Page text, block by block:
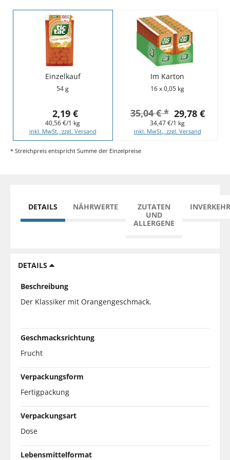
Einzelkauf
54 g
2,19 €
40,56 €/1 kg
inkl. MwSt., zzgl. Versand
Im Karton
16 x 0,05 kg
29,78 €
35,04 € *
34,47 €/1 kg
inkl. MwSt., zzgl. Versand
* Streichpreis entspricht Summe der Einzelpreise
DETAILS NÄHRWERTE
ZUTATEN
UND
ALLERGENE
DETAILS
Beschreibung
Der Klassiker mit Orangengeschmack.
Geschmacksrichtung
Frucht
Verpackungsform
Fertigpackung
Verpackungsart
Dose
Lebensmittelformat